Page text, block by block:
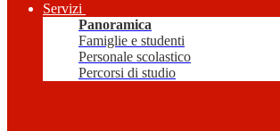
Servizi
Panoramica
Famiglie e studenti
Personale scolastico
Percorsi di studio